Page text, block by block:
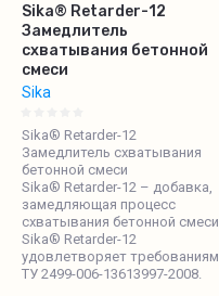
Sika® Retarder-12
Замедлитель
схватывания бетонной
смеси
Sika
Sika® Retarder-12
Замедлитель схватывания
бетонной смеси
Sika® Retarder-12 – добавка,
замедляющая процесс
схватывания бетонной смеси.
Sika® Retarder-12
удовлетворяет требованиям
ТУ 2499-006-13613997-2008.